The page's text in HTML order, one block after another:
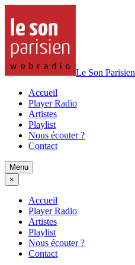
Le Son Parisien
Accueil
Player Radio
Artistes
Playlist
Nous écouter ?
Contact
Menu
×
Accueil
Player Radio
Artistes
Playlist
Nous écouter ?
Contact